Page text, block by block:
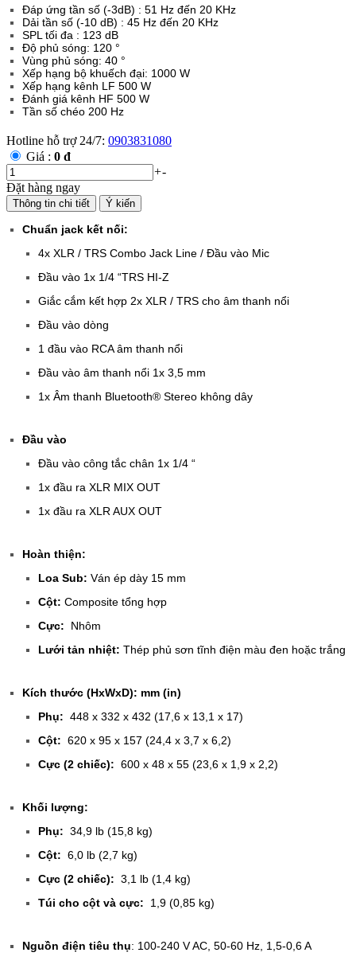
Đáp ứng tần số (-3dB) : 51 Hz đến 20 KHz
Dải tần số (-10 dB) : 45 Hz đến 20 KHz
SPL tối đa : 123 dB
Độ phủ sóng: 120 °
Vùng phủ sóng: 40 °
Xếp hạng bộ khuếch đại: 1000 W
Xếp hạng kênh LF 500 W
Đánh giá kênh HF 500 W
Tần số chéo 200 Hz
Hotline hỗ trợ 24/7: 0903831080
Giá : 0 đ
+-
Đặt hàng ngay
Thông tin chi tiết Ý kiến
Chuẩn jack kết nối:
4x XLR / TRS Combo Jack Line / Đầu vào Mic
Đầu vào 1x 1/4 “TRS HI-Z
Giắc cắm kết hợp 2x XLR / TRS cho âm thanh nổi
Đầu vào dòng
1 đầu vào RCA âm thanh nổi
Đầu vào âm thanh nổi 1x 3,5 mm
1x Âm thanh Bluetooth® Stereo không dây
Đầu vào
Đầu vào công tắc chân 1x 1/4 “
1x đầu ra XLR MIX OUT
1x đầu ra XLR AUX OUT
Hoàn thiện:
Loa Sub: Ván ép dày 15 mm
Cột: Composite tổng hợp
Cực: Nhôm
Lưới tản nhiệt: Thép phủ sơn tĩnh điện màu đen hoặc trắng
Kích thước (HxWxD): mm (in)
Phụ: 448 x 332 x 432 (17,6 x 13,1 x 17)
Cột: 620 x 95 x 157 (24,4 x 3,7 x 6,2)
Cực (2 chiếc): 600 x 48 x 55 (23,6 x 1,9 x 2,2)
Khối lượng:
Phụ: 34,9 lb (15,8 kg)
Cột: 6,0 lb (2,7 kg)
Cực (2 chiếc): 3,1 lb (1,4 kg)
Túi cho cột và cực: 1,9 (0,85 kg)
Nguồn điện tiêu thụ: 100-240 V AC, 50-60 Hz, 1,5-0,6 A